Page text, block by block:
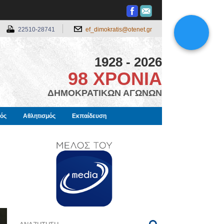
22510-28741 ef_dimokratis@otenet.gr
1928 - 2026
98 ΧΡΟΝΙΑ
ΔΗΜΟΚΡΑΤΙΚΩΝ ΑΓΩΝΩΝ
Αθλητισμός Εκπαίδευση